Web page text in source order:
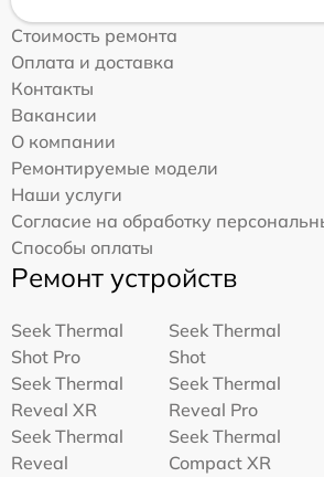
Стоимость ремонта
Оплата и доставка
Контакты
Вакансии
О компании
Ремонтируемые модели
Наши услуги
Согласие на обработку
Способы оплаты
Ремонт устройств
Seek Thermal
Shot Pro
Seek Thermal
Shot
Seek Thermal
Reveal XR
Seek Thermal
Reveal Pro
Seek Thermal
Reveal
Seek Thermal
Compact XR